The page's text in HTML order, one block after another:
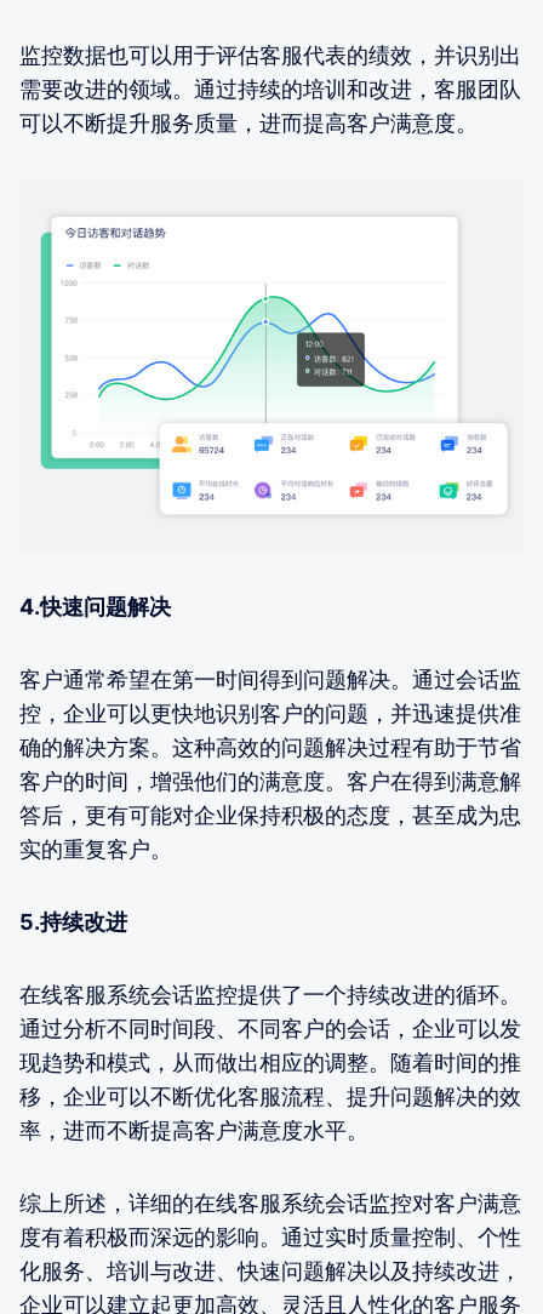
监控数据也可以用于评估客服代表的绩效，并识别出
需要改进的领域。通过持续的培训和改进，客服团队
可以不断提升服务质量，进而提高客户满意度。
4.快速问题解决
客户通常希望在第一时间得到问题解决。通过会话监
控，企业可以更快地识别客户的问题，并迅速提供准
确的解决方案。这种高效的问题解决过程有助于节省
客户的时间，增强他们的满意度。客户在得到满意解
答后，更有可能对企业保持积极的态度，甚至成为忠
实的重复客户。
5.持续改进
在线客服系统会话监控提供了一个持续改进的循环。
通过分析不同时间段、不同客户的会话，企业可以发
现趋势和模式，从而做出相应的调整。随着时间的推
移，企业可以不断优化客服流程、提升问题解决的效
率，进而不断提高客户满意度水平。
综上所述，详细的在线客服系统会话监控对客户满意
度有着积极而深远的影响。通过实时质量控制、个性
化服务、培训与改进、快速问题解决以及持续改进，
企业可以建立起更加高效、灵活且人性化的客户服务